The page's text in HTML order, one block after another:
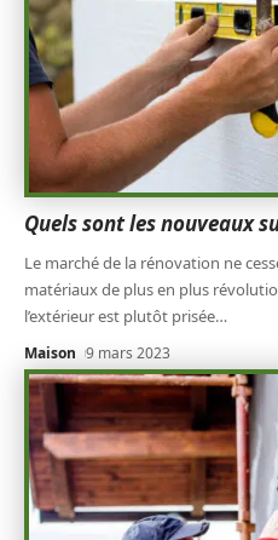
Quels sont les nouveaux
Le marché de la rénovation ne
matériaux de plus en plus
l’extérieur est plutôt prisée…
Maison 9 mars 2023